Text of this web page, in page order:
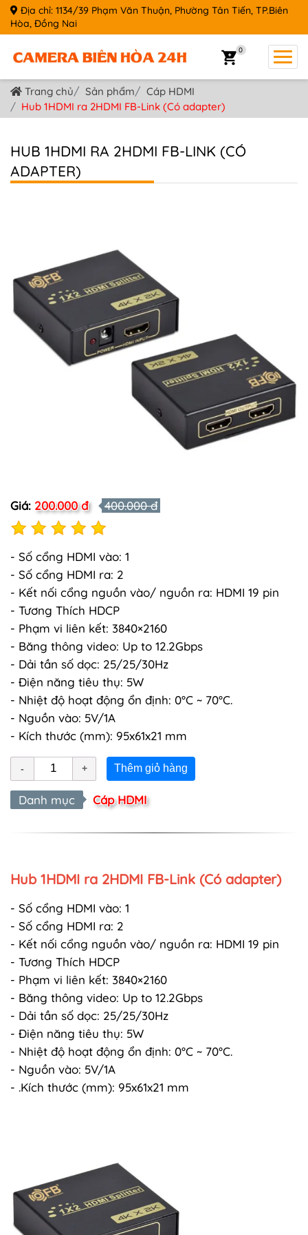
Địa chỉ: 1134/39 Phạm Văn Thuận, Phường Tân Tiến, TP.Biên
Hòa, Đồng Nai
0
Trang chủ Sản phẩm
Cáp HDMI
Hub 1HDMI ra 2HDMI FB-Link (Có adapter)
HUB 1HDMI RA 2HDMI FB-LINK (CÓ
ADAPTER)
Giá: 200.000 đ 400.000 đ
- Số cổng HDMI vào: 1
- Số cổng HDMI ra: 2
- Kết nối cổng nguồn vào/ nguồn ra: HDMI 19 pin
- Tương Thích HDCP
- Phạm vi liên kết: 3840×2160
- Băng thông video: Up to 12.2Gbps
- Dải tần số dọc: 25/25/30Hz
- Điện năng tiêu thụ: 5W
- Nhiệt độ hoạt động ổn định: 0°C ~ 70°C.
- Nguồn vào: 5V/1A
- Kích thước (mm): 95x61x21 mm
Thêm giỏ hàng
Danh mục Cáp HDMI
Hub 1HDMI ra 2HDMI FB-Link (Có adapter)
- Số cổng HDMI vào: 1
- Số cổng HDMI ra: 2
- Kết nối cổng nguồn vào/ nguồn ra: HDMI 19 pin
- Tương Thích HDCP
- Phạm vi liên kết: 3840×2160
- Băng thông video: Up to 12.2Gbps
- Dải tần số dọc: 25/25/30Hz
- Điện năng tiêu thụ: 5W
- Nhiệt độ hoạt động ổn định: 0°C ~ 70°C.
- Nguồn vào: 5V/1A
- .Kích thước (mm): 95x61x21 mm